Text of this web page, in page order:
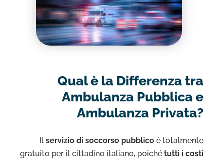
Qual è la Differenza tra
Ambulanza Pubblica e
Ambulanza Privata?
Il servizio di soccorso pubblico è totalmente
gratuito per il cittadino italiano, poiché tutti i costi